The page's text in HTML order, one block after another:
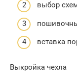
выбор
вставка
Выкройка чехла